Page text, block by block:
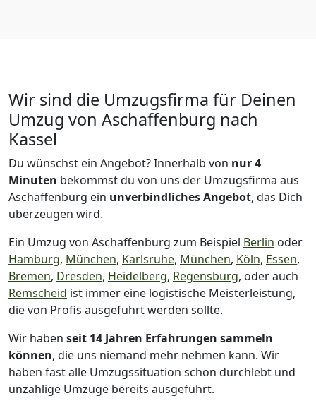
Wir sind die Umzugsfirma für Deinen
Umzug von Aschaffenburg nach
Kassel
Du wünschst ein Angebot? Innerhalb von nur 4
Minuten bekommst du von uns der Umzugsfirma aus
Aschaffenburg ein unverbindliches Angebot, das Dich
überzeugen wird.
Ein Umzug von Aschaffenburg zum Beispiel Berlin oder
Hamburg, München, Karlsruhe, München, Köln, Essen,
Bremen, Dresden, Heidelberg, Regensburg, oder auch
Remscheid ist immer eine logistische Meisterleistung,
die von Profis ausgeführt werden sollte.
Wir haben seit 14 Jahren Erfahrungen sammeln
können, die uns niemand mehr nehmen kann. Wir
haben fast alle Umzugssituation schon durchlebt und
unzählige Umzüge bereits ausgeführt.